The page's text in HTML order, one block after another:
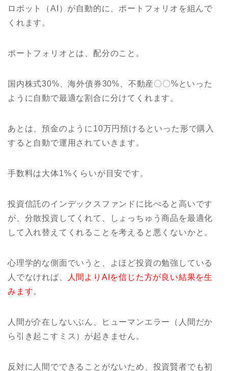
ロボット（AI）が自動的に、ポートフォリオを組んで
くれます。
ポートフォリオとは、配分のこと。
国内株式30%、海外債券30%、不動産〇〇%といった
ように自動で最適な割合に分けてくれます。
あとは、預金のように10万円預けるといった形で購入
すると自動で運用されていきます。
手数料は大体1%くらいが目安です。
投資信託のインデックスファンドに比べると高いです
が、分散投資してくれて、しょっちゅう商品を最適化
して入れ替えてくれることを考えると悪くないかと。
心理学的な側面でいうと、よほど投資の勉強している
人でなければ、
人間よりAIを信じた方が良い結果を生
みます。
人間が介在しないぶん、ヒューマンエラー（人間だか
ら引き起こすミス）が起きません。
反対に人間でできることがないため、投資賢者でも初